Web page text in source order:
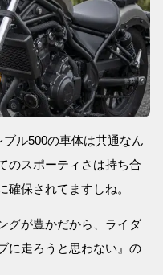
ル500の車体は共通なん
のスポーティさは持ち合
確保されてますしね。
グが豊かだから、ライダ
に走ろうと思わない』の